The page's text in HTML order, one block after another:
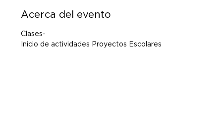
Acerca del evento
Clases-
Inicio de actividades Proyectos Escolares